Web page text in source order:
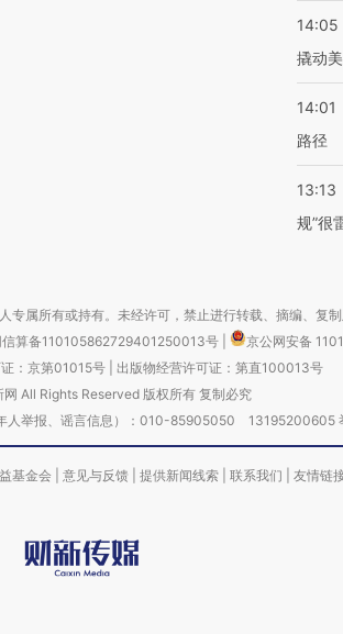
14:05
撬动
14:01
路径
13:13
规”很
属所有或持有。未经许可，禁止进行转载、摘编、复制
信算备110105862729401250013号
京公网安备
：京第01015号| 出版物经营许可证：第直100013号
All Rights Reserved 版权所有 复制必究
人举报、谣言信息）：010-85905050 13195200605
基金会 意见与反馈 提供新闻线索 联系我们 友情链